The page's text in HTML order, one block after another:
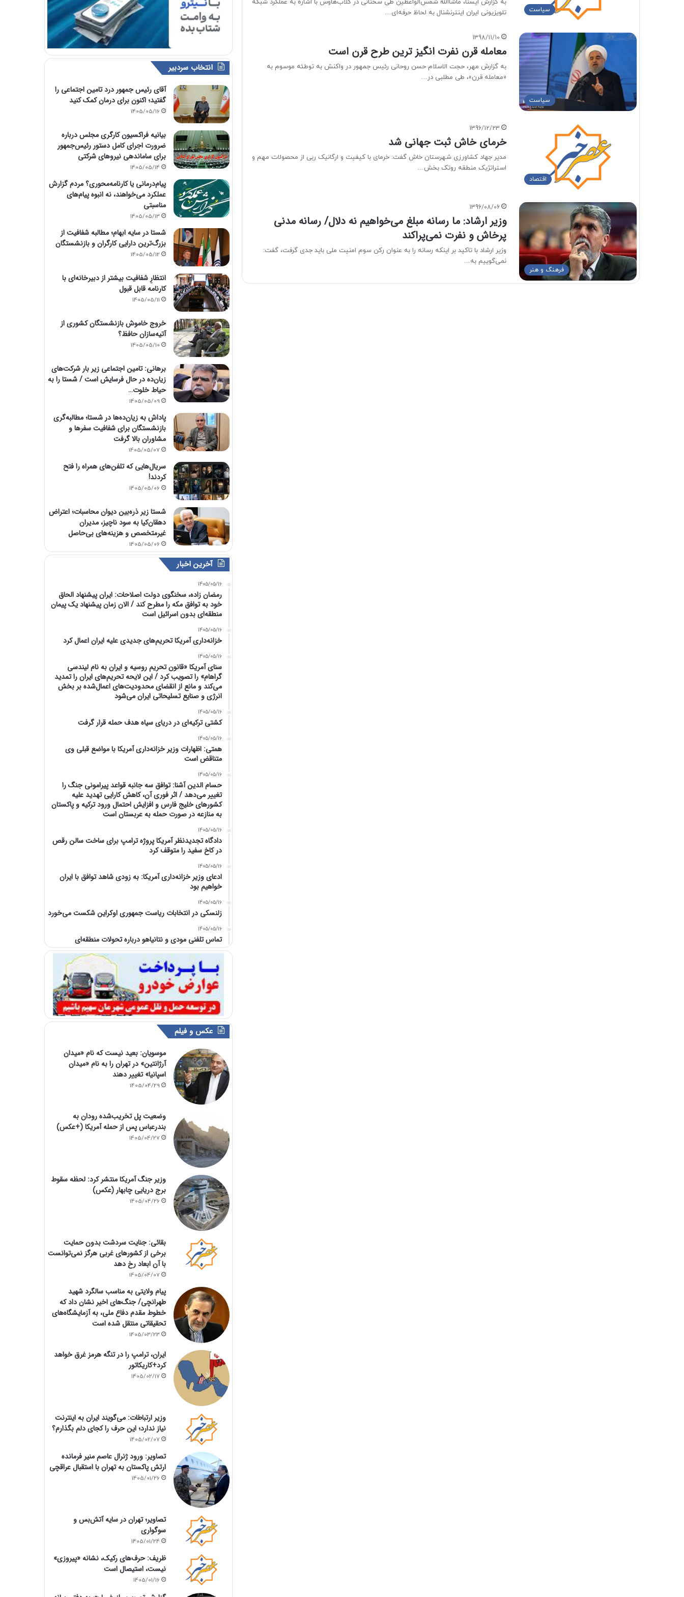
سیاست
به گزارش ایسنا، ماشاالله شمس‌الواعظین طی سخنانی در کلاب‌هاوس با اشاره به عملکرد شبکه
تلویزیونی ایران اینترنشنال به لحاظ حرفه‌ای…
سیاست
1398/11/10
معامله قرن نفرت انگیز ترین طرح قرن است
به گزارش مهر، حجت الاسلام حسن روحانی رئیس جمهور در واکنش به توطئه موسوم به
«معامله قرن»، طی مطلبی در…
اقتصاد
1396/12/23
خرمای خاش ثبت جهانی شد
مدیر جهاد کشاورزی شهرستان خاش گفت: خرمای با کیفیت و ارگانیک ربی از محصولات مهم و
استراتژیک منطقه روتک بخش…
فرهنگ و هنر
1396/08/06
وزیر ارشاد: ما رسانه مبلغ می‌خواهیم نه دلال/ رسانه مدنی
پرخاش و نفرت نمی‌پراکند
وزیر ارشاد با تاکید بر اینکه ­رسانه را ­به عنوان رکن سوم امنیت ملی ­باید جدی گرفت، گفت:
نمی‌گوییم به…
انتخاب سردبیر
آقای رئیس جمهور درد تامین اجتماعی را
گفتید؛ اکنون برای درمان کمک کنید
1405/05/16
بیانیه فراکسیون کارگری مجلس درباره
ضرورت اجرای کامل دستور رئیس‌جمهور
برای ساماندهی نیروهای شرکتی
1405/05/14
پیام‌درمانی یا کارنامه‌محوری؟ مردم گزارش
عملکرد می‌خواهند، نه انبوه پیام‌های
مناسبتی
1405/05/13
شستا در سایه ابهام؛ مطالبه شفافیت از
بزرگ‌ترین دارایی کارگران و بازنشستگان
1405/05/12
انتظارِ شفافیت بیشتر از دبیرخانه‌ای با
کارنامه قابل قبول
1405/05/11
خروج خاموش بازنشستگان کشوری از
آتیه‌سازان حافظ؟
1405/05/10
برهانی: تامین اجتماعی زیر بار شرکت‌های
زیان‌ده در حال فرسایش است / شستا را به
حیاط خلوت…
1405/05/09
پاداش به زیان‌ده‌ها در شستا؛ مطالبه‌گری
بازنشستگان برای شفافیت سفرها و
مشاوران بالا گرفت
1405/05/07
سریال‌هایی که تلفن‌های همراه را فتح
کردند!
1405/05/06
شستا زیر ذره‌بین دیوان محاسبات؛ اعتراض
دهقان‌کیا به سود ناچیز، مدیران
غیرمتخصص و هزینه‌های بی‌حاصل
1405/05/06
آخرین اخبار
1405/05/16
رمضان زاده، سخنگوی دولت اصلاحات: ایران پیشنهاد الحاق
خود به توافق مکه را مطرح کند / الان زمان پیشنهاد یک پیمان
منطقه‌ای بدون اسرائیل است
1405/05/16
خزانه‌داری آمریکا تحریم‌های جدیدی علیه ایران اعمال کرد
1405/05/16
سنای آمریکا «قانون تحریم روسیه و ایران به نام لیندسی
گراهام» را تصویب کرد / این لایحه تحریم‌های ایران را تمدید
می‌کند و مانع از انقضای محدودیت‌های اعمال‌شده بر بخش
انرژی و صنایع تسلیحاتی ایران می‌شود
1405/05/16
کشتی ترکیه‌ای در دریای سیاه هدف حمله قرار گرفت
1405/05/16
همتی: اظهارات وزیر خزانه‌داری آمریکا با مواضع قبلی وی
متناقض است
1405/05/16
حسام الدین آشنا: توافق سه جانبه قواعد پیرامونی جنگ را
تغییر می‌دهد / اثر فوری آن، کاهش کارایی تهدید علیه
کشور‌های خلیج فارس و افزایش احتمال ورود ترکیه و پاکستان
به منازعه در صورت حمله به عربستان است
1405/05/16
دادگاه تجدیدنظر آمریکا پروژه ترامپ برای ساخت سالن رقص
در کاخ سفید را متوقف کرد
1405/05/16
ادعای وزیر خزانه‌داری آمریکا: به زودی شاهد توافق با ایران
خواهیم بود
1405/05/16
زلنسکی در انتخابات ریاست جمهوری اوکراین شکست می‌خورد
1405/05/16
تماس تلفنی مودی و نتانیاهو درباره تحولات منطقه‌ای
عکس و فیلم
موسویان: بعید نیست که نام «میدان
آرژانتین» در تهران را به نام «میدان
اسپانیا» تغییر دهند
1405/04/29
وضعیت پل تخریب‌شده رودان به
بندرعباس پس از حمله آمریکا (+عکس)
1405/04/27
وزیر جنگ آمریکا منتشر کرد: لحظه سقوط
برج دریایی چابهار (عکس)
1405/04/26
بقائی: جنایت سردشت بدون حمایت
برخی از کشورهای غربی هرگز نمی‌توانست
با آن ابعاد رخ دهد
1405/04/07
پیام ولایتی به مناسب سالگرد شهید
طهرانچی/ جنگ‌های اخیر نشان داد که
خطوط مقدم دفاع ملی، به آزمایشگاه‌های
تحقیقاتی منتقل شده است
1405/03/23
ایران، ترامپ را در تنگه هرمز غرق خواهد
کرد+کاریکاتور
1405/02/17
وزیر ارتباطات: می‌گویند ایران به اینترنت
نیاز ندارد؛ این حرف را کجای دلم بگذارم؟
1405/02/07
تصاویر: ورود ژنرال عاصم منیر فرمانده
ارتش پاکستان به تهران با استقبال عراقچی
1405/01/26
تصاویر؛ تهران در سایه آتش‌بس و
سوگواری
1405/01/24
ظریف: حرف‌های رکیک، نشانه «پیروزی»
نیست، استیصال است
1405/01/16